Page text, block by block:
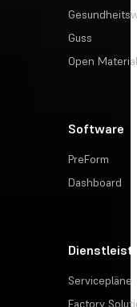
Guss
Open
Software
PreForm
Dashboard
Servicepläne
Factory